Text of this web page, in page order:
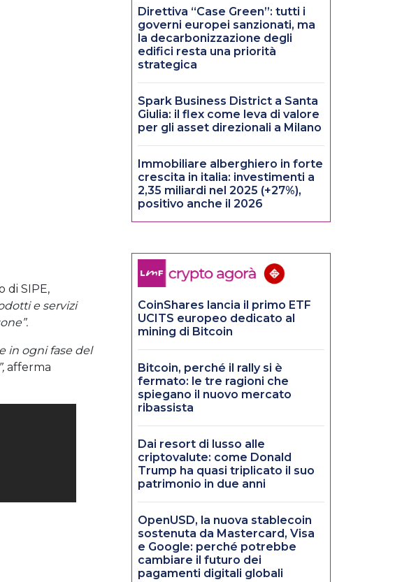
di SIPE,
e servizi
in ogni fase del
afferma
Direttiva “Case Green”: tutti i
governi europei sanzionati, ma
la decarbonizzazione degli
edifici resta una priorità
strategica
Spark Business District a Santa
Giulia: il flex come leva di valore
per gli asset direzionali a Milano
Immobiliare alberghiero in forte
crescita in italia: investimenti a
2,35 miliardi nel 2025 (+27%),
positivo anche il 2026
CoinShares lancia il primo ETF
UCITS europeo dedicato al
mining di Bitcoin
Bitcoin, perché il rally si è
fermato: le tre ragioni che
spiegano il nuovo mercato
ribassista
Dai resort di lusso alle
criptovalute: come Donald
Trump ha quasi triplicato il suo
patrimonio in due anni
OpenUSD, la nuova stablecoin
sostenuta da Mastercard, Visa
e Google: perché potrebbe
cambiare il futuro dei
pagamenti digitali globali